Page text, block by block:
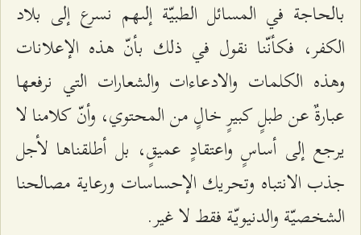
بالحاجة في المسائل الطبيّة إلىهم نسرع إلى بلاد
الكفر، فكأنّنا نقول في ذلك بأنّ هذه الإعلانات
وهذه الكلمات والادعاءات والشعارات التي نرفعها
عبارةٌ عن طبلٍ كبيرٍ خالٍ من المحتوي، وأنّ كلامنا لا
يرجع إلى أساسٍ واعتقادٍ عميقٍ، بل أطلقناها لأجل
جذب الانتباه وتحريك الإحساسات ورعاية مصالحنا
الشخصيّة والدنيويّة فقط لا غير.